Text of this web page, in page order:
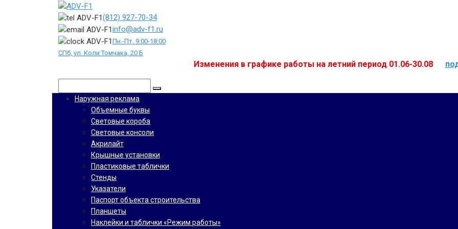
(812) 927-70-34
info@adv-f1.ru
Пн.-Пт. 9:00-18:00
СПб, ул. Коли Томчака, 20 Б
Изменения в графике работы на летний период 01.06-30.08
Наружная реклама
Объемные буквы
Световые короба
Световые консоли
Акрилайт
Крышные установки
Пластиковые таблички
Стенды
Указатели
Паспорт объекта строительства
Планшеты
Наклейки и таблички «Режим работы»